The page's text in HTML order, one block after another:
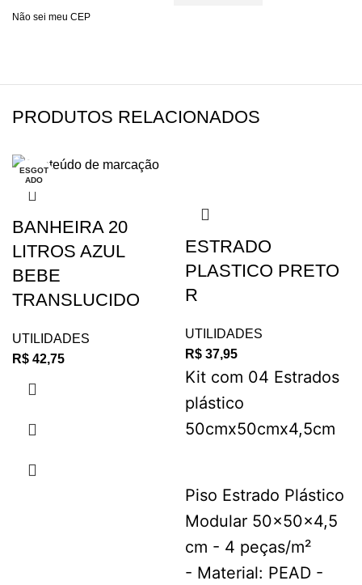
Não sei meu CEP
PRODUTOS RELACIONADOS
BANHEIRA 20
LITROS AZUL
BEBE
TRANSLUCIDO
UTILIDADES
R$ 42,75
ESTRADO
PLASTICO PRETO
R
UTILIDADES
R$ 37,95
Kit com 04 Estrados
plástico
50cmx50cmx4,5cm
Piso Estrado Plástico
Modular 50x50x4,5
cm - 4 peças/m²
- Material: PEAD -
ESGOT
ADO